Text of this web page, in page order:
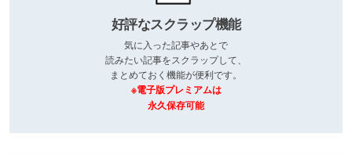
好評なスクラップ機能
気に入った記事やあとで
読みたい記事をスクラップして、
まとめておく機能が便利です。
※電子版プレミアムは
永久保存可能